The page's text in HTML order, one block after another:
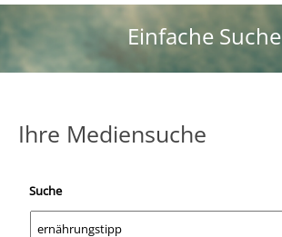
Einfache Suche
Ihre Mediensuche
Suche